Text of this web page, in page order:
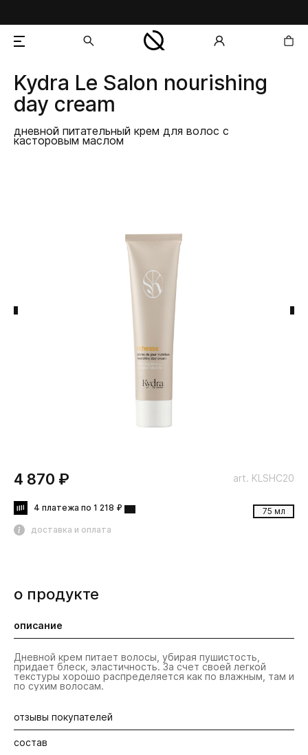
добавлен в корзину
Kydra Le Salon nourishing
day cream
дневной питательный крем для волос с
касторовым маслом
art. KLSHC20
75 мл
4 870 ₽
4 платежа по 1 218 ₽
доставка и оплата
о продукте
описание
Дневной крем питает волосы, убирая пушистость,
придает блеск, эластичность. За счет своей легкой
текстуры хорошо распределяется как по влажным, там и
по сухим волосам.
отзывы покупателей
Будьте первыми! Оставьте отзыв об этом продукте
состав